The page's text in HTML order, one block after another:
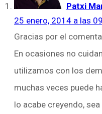
Patxi
25 enero, 2014 a las
Gracias por el
En ocasiones no
utilizamos con los
muchas veces puede
lo acabe creyendo,